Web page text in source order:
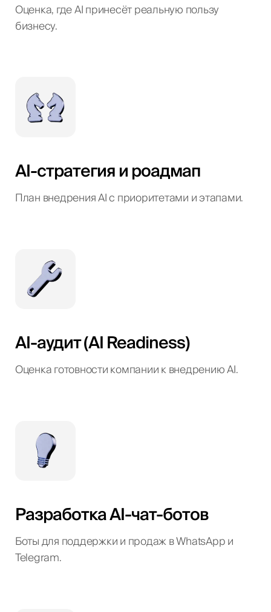
Оценка, где AI принесёт реальную пользу
бизнесу.
AI-стратегия и роадмап
План внедрения AI с приоритетами и этапами.
AI-аудит (AI Readiness)
Оценка готовности компании к внедрению AI.
Разработка AI-чат-ботов
Боты для поддержки и продаж в WhatsApp и
Telegram.